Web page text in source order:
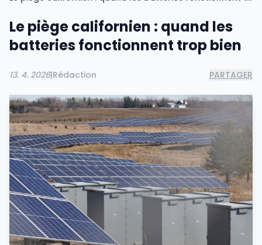
Le piège californien : quand les
batteries fonctionnent trop bien
13. 4. 2026|Rédaction PARTAGER